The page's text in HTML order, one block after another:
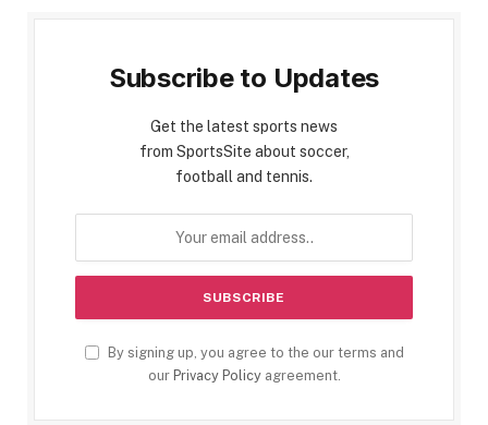
Subscribe to Updates
Get the latest sports news
from SportsSite about soccer,
football and tennis.
By signing up, you agree to the our terms and
our Privacy Policyagreement.